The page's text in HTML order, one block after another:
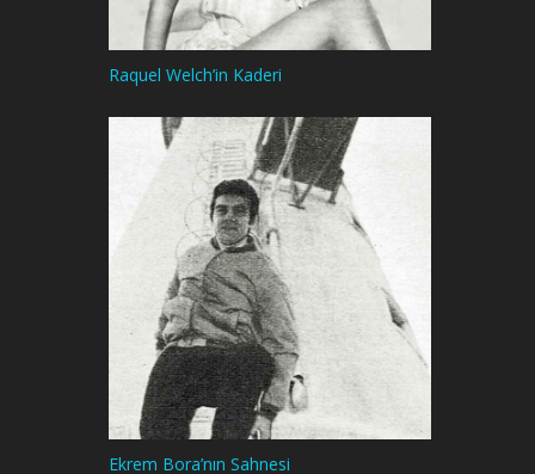
Raquel Welch’in Kaderi
Ekrem Bora’nın Sahnesi